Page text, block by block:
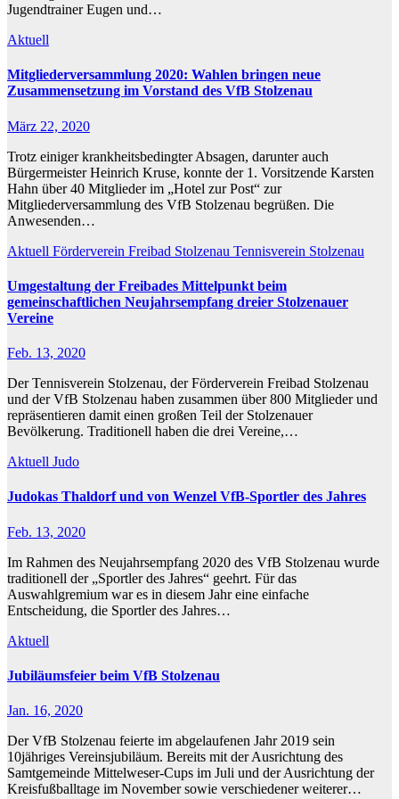
Jugendtrainer Eugen und…
Aktuell
Mitgliederversammlung 2020: Wahlen bringen neue
Zusammensetzung im Vorstand des VfB Stolzenau
März 22, 2020
Trotz einiger krankheitsbedingter Absagen, darunter auch
Bürgermeister Heinrich Kruse, konnte der 1. Vorsitzende Karsten
Hahn über 40 Mitglieder im „Hotel zur Post“ zur
Mitgliederversammlung des VfB Stolzenau begrüßen. Die
Anwesenden…
Aktuell Förderverein Freibad Stolzenau Tennisverein Stolzenau
Umgestaltung der Freibades Mittelpunkt beim
gemeinschaftlichen Neujahrsempfang dreier Stolzenauer
Vereine
Feb. 13, 2020
Der Tennisverein Stolzenau, der Förderverein Freibad Stolzenau
und der VfB Stolzenau haben zusammen über 800 Mitglieder und
repräsentieren damit einen großen Teil der Stolzenauer
Bevölkerung. Traditionell haben die drei Vereine,…
Aktuell Judo
Judokas Thaldorf und von Wenzel VfB-Sportler des Jahres
Feb. 13, 2020
Im Rahmen des Neujahrsempfang 2020 des VfB Stolzenau wurde
traditionell der „Sportler des Jahres“ geehrt. Für das
Auswahlgremium war es in diesem Jahr eine einfache
Entscheidung, die Sportler des Jahres…
Aktuell
Jubiläumsfeier beim VfB Stolzenau
Jan. 16, 2020
Der VfB Stolzenau feierte im abgelaufenen Jahr 2019 sein
10jähriges Vereinsjubiläum. Bereits mit der Ausrichtung des
Samtgemeinde Mittelweser-Cups im Juli und der Ausrichtung der
Kreisfußballtage im November sowie verschiedener weiterer…